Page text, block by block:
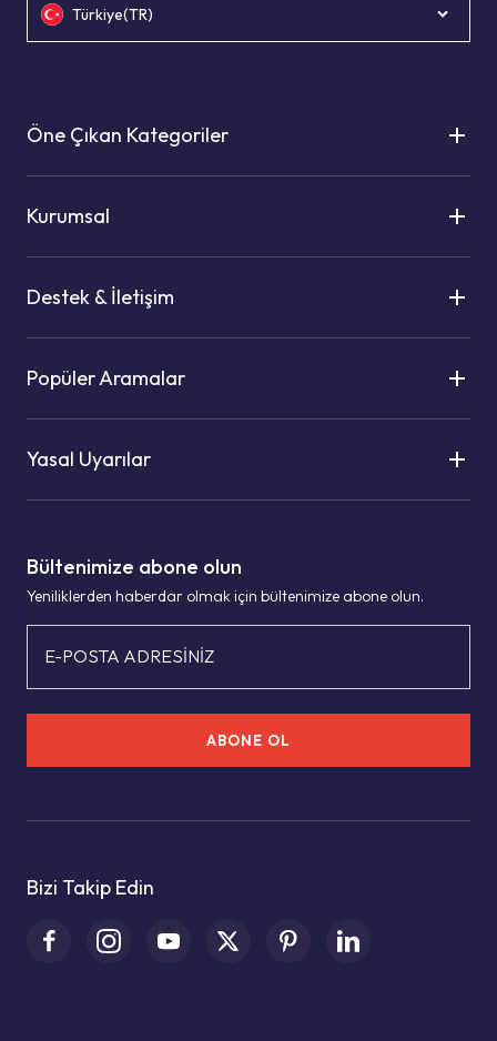
Bültenimize abone olun
Yeniliklerden haberdar olmak için bültenimize abone olun.
E-POSTA ADRESİNİZ
ABONE OL
Bizi Takip Edin
Türkiye(TR)
Öne Çıkan Kategoriler
Kurumsal
Destek & İletişim
Popüler Aramalar
Yasal Uyarılar